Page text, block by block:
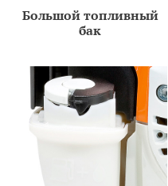
Большой топливный
бак